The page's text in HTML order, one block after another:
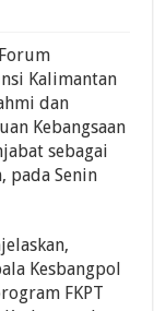
Kalimantan
dan
Kebangsaan
sebagai
pada Senin
Kesbangpol
FKPT